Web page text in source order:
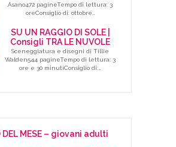
Asano472 pagineTempo di lettura: 3
oreConsiglio di: ottobre…
SU UN RAGGIO DI SOLE |
Consigli TRA LE NUVOLE
Sceneggiatura e disegni di Tillie
Walden544 pagineTempo di lettura: 3
ore e 30 minutiConsiglio di:…
DEL MESE – giovani adulti